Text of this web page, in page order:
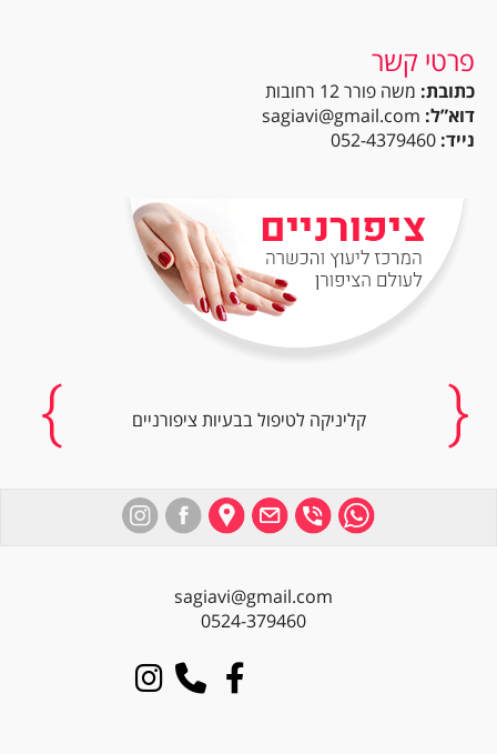
פרטי קשר
כתובת: משה פורר 12 רחובות
דוא”ל: sagiavi@gmail.com
נייד: 052-4379460
קליניקה לטיפול בבעיות ציפורניים
sagiavi@gmail.com
0524-379460